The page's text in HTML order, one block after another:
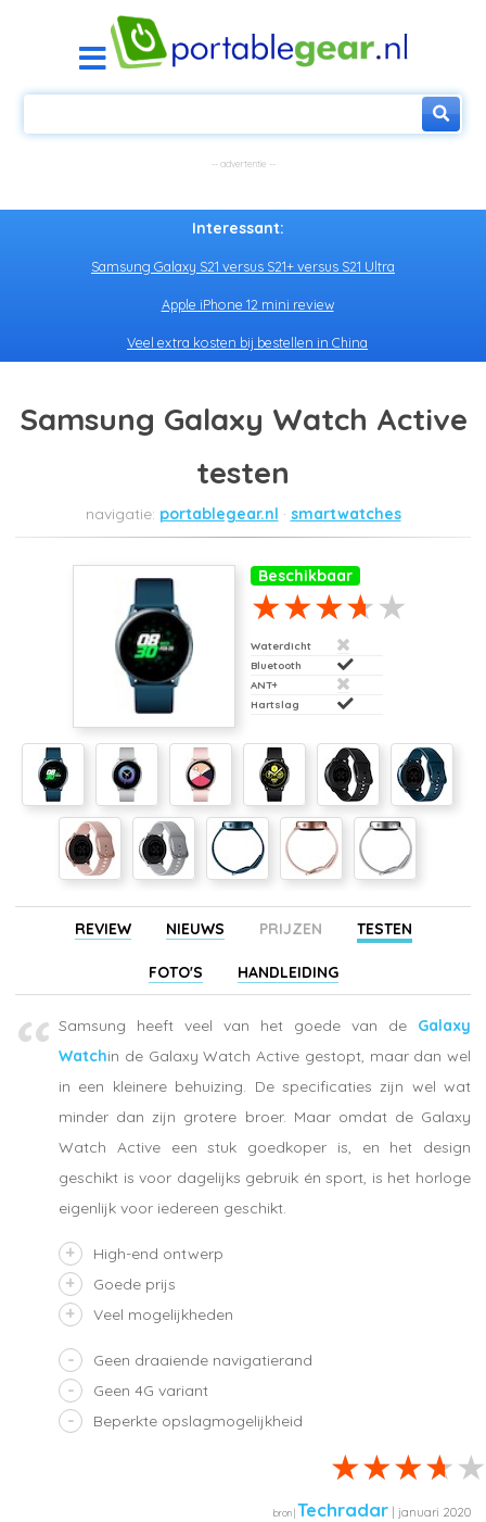
Interessant:
Samsung Galaxy S21 versus S21+ versus S21 Ultra
Apple iPhone 12 mini review
Veel extra kosten bij bestellen in China
Samsung Galaxy Watch Active
testen
portablegear.nl smartwatches
Beschikbaar
Waterdicht
Bluetooth
ANT+
Hartslag
REVIEW NIEUWS PRIJZEN TESTEN
FOTO'S HANDLEIDING
Samsung heeft veel van het goede van de Galaxy
Watchin de Galaxy Watch Active gestopt, maar dan wel
in een kleinere behuizing. De specificaties zijn wel wat
minder dan zijn grotere broer. Maar omdat de Galaxy
Watch Active een stuk goedkoper is, en het design
geschikt is voor dagelijks gebruik én sport, is het horloge
eigenlijk voor iedereen geschikt.
High-end ontwerp
Goede prijs
Veel mogelijkheden
Geen draaiende navigatierand
Geen 4G variant
Beperkte opslagmogelijkheid
Techradar | januari 2020